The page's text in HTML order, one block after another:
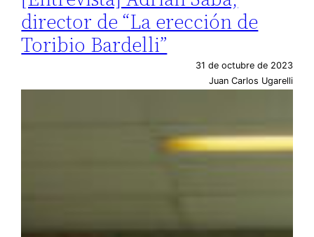
director de “La erección de
Toribio Bardelli”
31 de octubre de 2023
Juan Carlos Ugarelli